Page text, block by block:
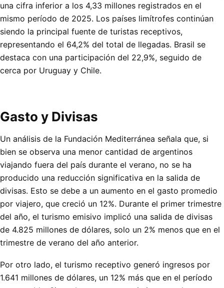
una cifra inferior a los 4,33 millones registrados en el
mismo período de 2025. Los países limítrofes continúan
siendo la principal fuente de turistas receptivos,
representando el 64,2% del total de llegadas. Brasil se
destaca con una participación del 22,9%, seguido de
cerca por Uruguay y Chile.
Gasto y Divisas
Un análisis de la Fundación Mediterránea señala que, si
bien se observa una menor cantidad de argentinos
viajando fuera del país durante el verano, no se ha
producido una reducción significativa en la salida de
divisas. Esto se debe a un aumento en el gasto promedio
por viajero, que creció un 12%. Durante el primer trimestre
del año, el turismo emisivo implicó una salida de divisas
de 4.825 millones de dólares, solo un 2% menos que en el
trimestre de verano del año anterior.
Por otro lado, el turismo receptivo generó ingresos por
1.641 millones de dólares, un 12% más que en el período